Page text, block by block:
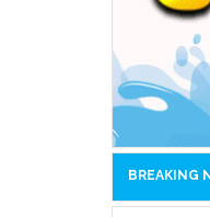
BREAKING
വേമ്പനാട്,